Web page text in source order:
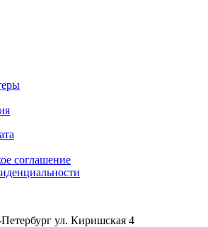
соглашение
195299 г.Санкт-Петербург ул. Киришская 4